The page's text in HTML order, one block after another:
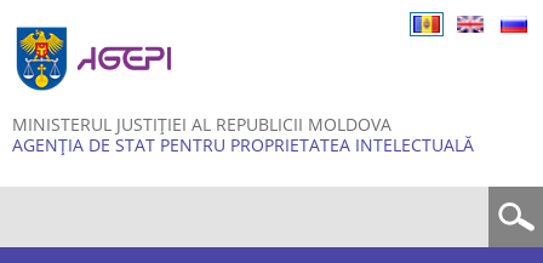
MINISTERUL JUSTIȚIEI AL REPUBLICII MOLDOVA
AGENȚIA DE STAT PENTRU PROPRIETATEA INTELECTUALĂ